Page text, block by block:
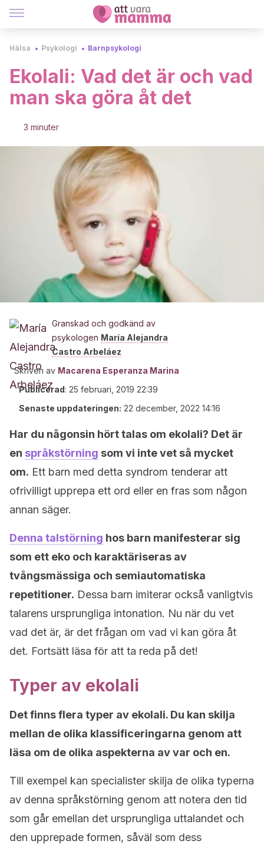
Hälsa Psykologi Barnpsykologi
Ekolali: Vad det är och vad
man ska göra åt det
3 minuter
Granskad och godkänd av
psykologen María Alejandra
Castro Arbeláez
Skriven av Macarena Esperanza Marina
Publicerad: 25 februari, 2019 22:39
Senaste uppdateringen: 22 december, 2022 14:16
Har du någonsin hört talas om ekolali? Det är
en språkstörning som vi inte vet så mycket
om. Ett barn med detta syndrom tenderar att
ofrivilligt upprepa ett ord eller en fras som någon
annan säger.
Denna talstörning hos barn manifesterar sig
som ett eko ​​och karaktäriseras av
tvångsmässiga och semiautomatiska
repetitioner. Dessa barn imiterar också vanligtvis
talarens ursprungliga intonation. Nu när du vet
vad det är, är det frågan om vad vi kan göra åt
det. Fortsätt läsa för att ta reda på det!
Typer av ekolali
Det finns flera typer av ekolali. Du kan skilja
mellan de olika klassificeringarna genom att
läsa om de olika aspekterna av var och en.
Till exempel kan specialister skilja de olika typerna
av denna språkstörning genom att notera den tid
som går emellan det ursprungliga uttalandet och
den upprepade formen, såväl som dess